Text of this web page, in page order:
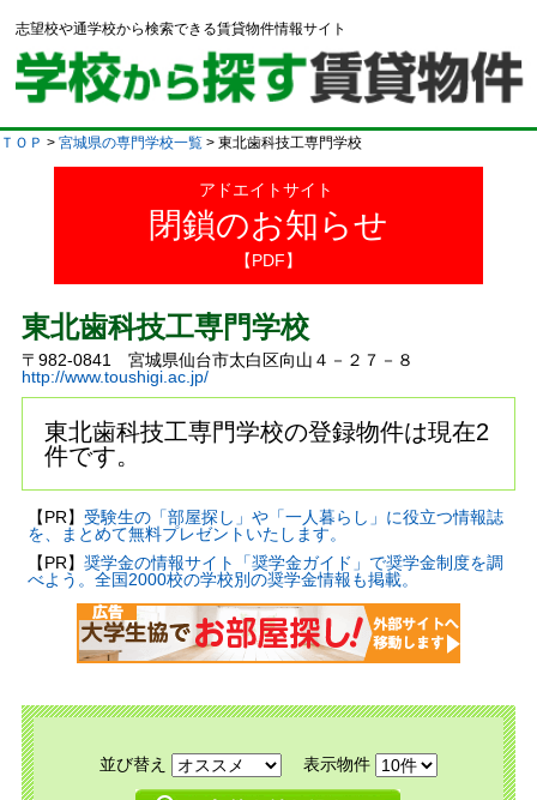
志望校や通学校から検索できる賃貸物件情報サイト
ＴＯＰ > 宮城県の専門学校一覧 > 東北歯科技工専門学校
アドエイトサイト
閉鎖のお知らせ
【PDF】
東北歯科技工専門学校
〒982-0841 宮城県仙台市太白区向山４－２７－８
http://www.toushigi.ac.jp/
東北歯科技工専門学校の登録物件は現在2
件です。
【PR】 受験生の「部屋探し」や「一人暮らし」に役立つ情報誌
を、まとめて無料プレゼントいたします。
【PR】 奨学金の情報サイト「奨学金ガイド」で奨学金制度を調
べよう。全国2000校の学校別の奨学金情報も掲載。
並び替え 表示物件